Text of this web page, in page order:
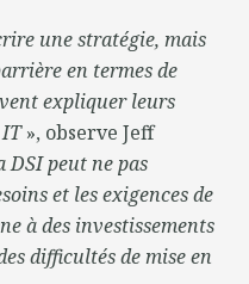
une stratégie, mais
en termes de
expliquer leurs
», observe Jeff
DSI peut ne pas
et les exigences de
à des investissements
difficultés de mise en